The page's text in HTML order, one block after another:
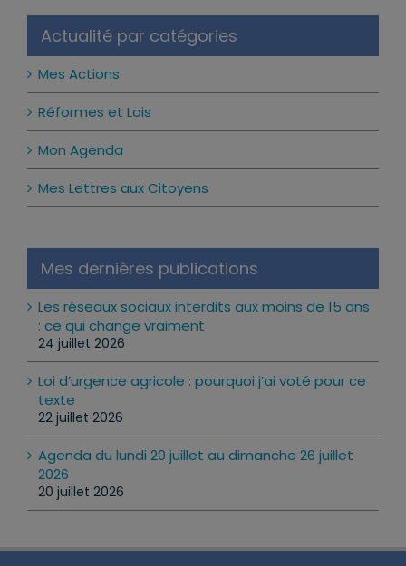
Actualité par catégories
Mes Actions
Réformes et Lois
Mon Agenda
Mes Lettres aux Citoyens
Mes dernières publications
Les réseaux sociaux interdits aux moins de 15 ans
: ce qui change vraiment
24 juillet 2026
Loi d’urgence agricole : pourquoi j’ai voté pour ce
texte
22 juillet 2026
Agenda du lundi 20 juillet au dimanche 26 juillet
2026
20 juillet 2026